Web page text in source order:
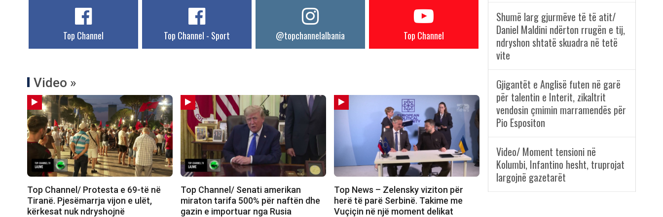
Top Channel Top Channel - Sport @topchannelalbania Top Channel
Video »
Top Channel/ Protesta e 69-të në
Tiranë. Pjesëmarrja vijon e ulët,
kërkesat nuk ndryshojnë
Top Channel/ Senati amerikan
miraton tarifa 500% për naftën dhe
gazin e importuar nga Rusia
Top News – Zelensky viziton për
herë të parë Serbinë. Takime me
Vuçiçin në një moment delikat
Shumë larg gjurmëve të të atit/
Daniel Maldini ndërton rrugën e tij,
ndryshon shtatë skuadra në tetë
vite
Gjigantët e Anglisë futen në garë
për talentin e Interit, zikaltrit
vendosin çmimin marramendës për
Pio Espositon
Video/ Moment tensioni në
Kolumbi, Infantino hesht, truprojat
largojnë gazetarët